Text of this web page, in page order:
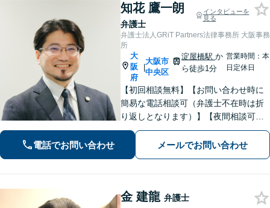
知花 鷹一朗
弁護士
インタビューを
見る
弁護士法人GRiT Partners法律事務所 大阪事務
所
大
阪
府
|
大阪市
中央区
淀屋橋駅か
ら徒歩1分
営業時間：本
日定休日
【初回相談無料】【お問い合わせ時に
簡易な電話相談可（弁護士不在時は折
り返しとなります）】【夜間相談可】
依頼者さまの悩み・不安に寄り添い、
精神的な負担も軽減できるよう努めて
まいります。解決見込みや弁護士費用
電話でお問い合わせ メールでお問い合わせ
金 建龍 弁護士